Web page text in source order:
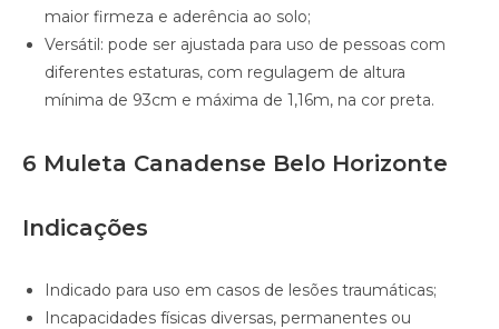
maior firmeza e aderência ao solo;
Versátil: pode ser ajustada para uso de pessoas com
diferentes estaturas, com regulagem de altura
mínima de 93cm e máxima de 1,16m, na cor preta.
6 Muleta Canadense Belo Horizonte
Indicações
Indicado para uso em casos de lesões traumáticas;
Incapacidades físicas diversas, permanentes ou